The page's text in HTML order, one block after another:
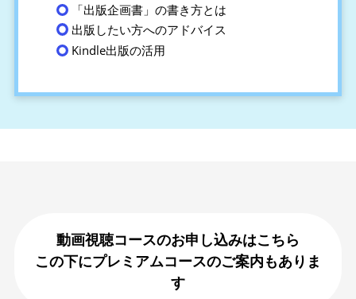
「出版企画書」の書き方とは
出版したい方へのアドバイス
Kindle出版の活用
動画視聴コースのお申し込みはこちら
この下にプレミアムコースのご案内もありま
す